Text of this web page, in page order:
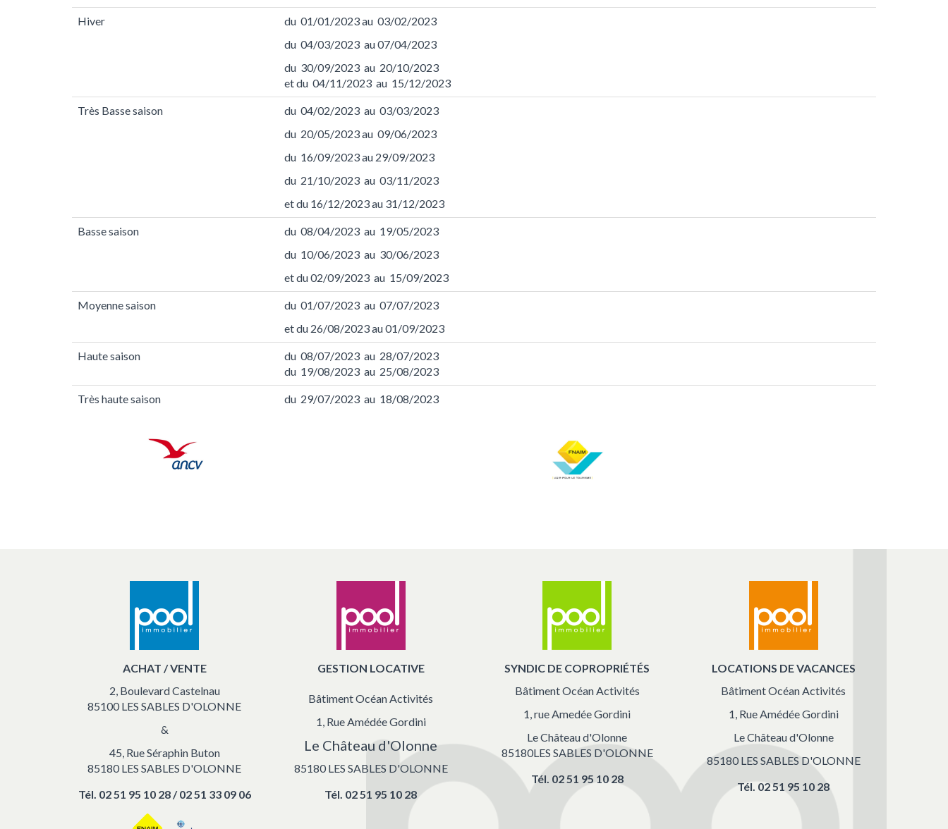
Hiver
du 01/01/2023 au 03/02/2023
du 04/03/2023 au 07/04/2023
du 30/09/2023 au 20/10/2023
et du 04/11/2023 au 15/12/2023
Très Basse saison
du 04/02/2023 au 03/03/2023
du 20/05/2023 au 09/06/2023
du 16/09/2023 au 29/09/2023
du 21/10/2023 au 03/11/2023
et du 16/12/2023 au 31/12/2023
Basse saison
du 08/04/2023 au 19/05/2023
du 10/06/2023 au 30/06/2023
et du 02/09/2023 au 15/09/2023
Moyenne saison
du 01/07/2023 au 07/07/2023
et du 26/08/2023 au 01/09/2023
Haute saison
du 08/07/2023 au 28/07/2023
du 19/08/2023 au 25/08/2023
Très haute saison du 29/07/2023 au 18/08/2023
ACHAT / VENTE
2, Boulevard Castelnau
85100 LES SABLES D'OLONNE
&
45, Rue Séraphin Buton
85180 LES SABLES D'OLONNE
Tél. 02 51 95 10 28 / 02 51 33 09 06
GESTION LOCATIVE
Bâtiment Océan Activités
1, Rue Amédée Gordini
Le Château d'Olonne
85180 LES SABLES D'OLONNE
Tél. 02 51 95 10 28
SYNDIC DE COPROPRIÉTÉS
Bâtiment Océan Activités
1, rue Amedée Gordini
Le Château d'Olonne
85180LES SABLES D'OLONNE
Tél. 02 51 95 10 28
LOCATIONS DE VACANCES
Bâtiment Océan Activités
1, Rue Amédée Gordini
Le Château d'Olonne
85180 LES SABLES D'OLONNE
Tél. 02 51 95 10 28